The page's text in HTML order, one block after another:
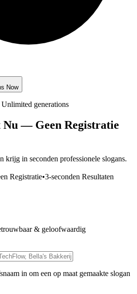
Now
generations
Nu — Geen Registratie
krijg in seconden professionele slogans.
Registratie•3-seconden Resultaten
& geloofwaardig
in om een op maat gemaakte slogan